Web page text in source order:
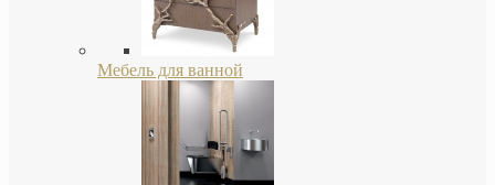
Мебель для ванной